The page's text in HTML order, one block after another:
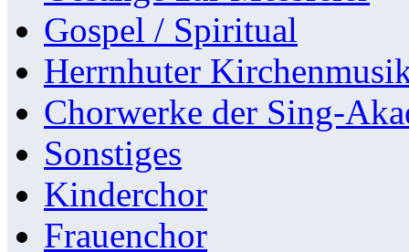
Gospel / Spiritual
Herrnhuter
Chorwerke der Sing-
Sonstiges
Kinderchor
Frauenchor